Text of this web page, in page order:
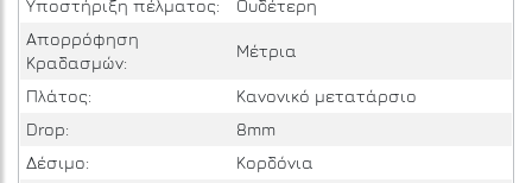
Υποστήριξη πέλματος:
Ουδέτερη
Απορρόφηση
Κραδασμών:
Μέτρια
Πλάτος:
Κανονικό μετατάρσιο
Drop:
8mm
Δέσιμο:
Κορδόνια